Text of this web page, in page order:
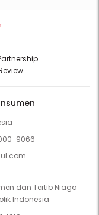
9066
dan Tertib Niaga
Indonesia